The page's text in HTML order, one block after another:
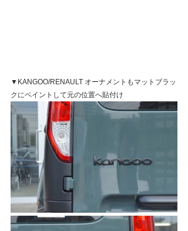
▼KANGOO/RENAULT オーナメントもマットブラッ
クにペイントして元の位置へ貼付け